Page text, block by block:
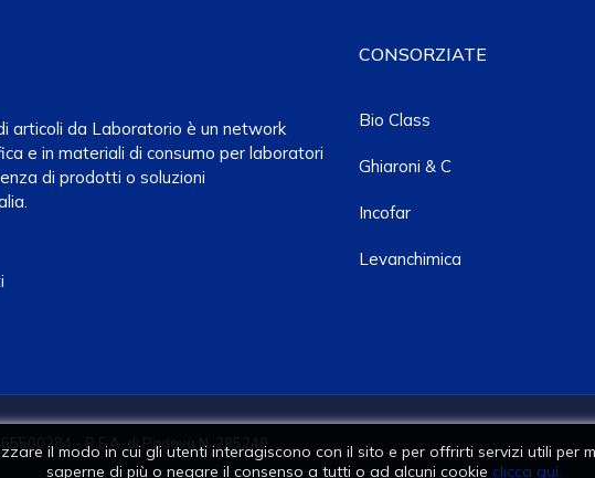
articoli da Laboratorio è un network
e in materiali di consumo per laboratori
di prodotti o soluzioni
CONSORZIATE
Bio Class
Ghiaroni & C
Incofar
Levanchimica
il modo in cui gli utenti interagiscono con il sito e per offrirti servizi utili per
saperne di più o negare il consenso a tutti o ad alcuni cookie clicca qui.
- R.E.A. di Padova N. 295249